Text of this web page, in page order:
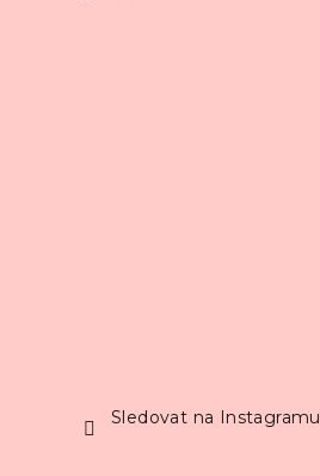
Sledovat na Instagramu